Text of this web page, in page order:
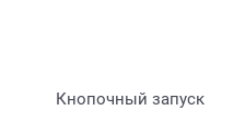
Кнопочный запуск